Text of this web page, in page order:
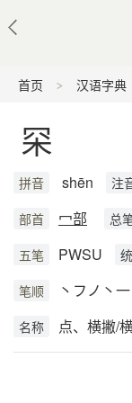
首页 汉语字典
罙
拼音 shēn 注
部首 冖部 总
五笔 PWSU
笔顺 丶フノ丶
名称 点、横撇/